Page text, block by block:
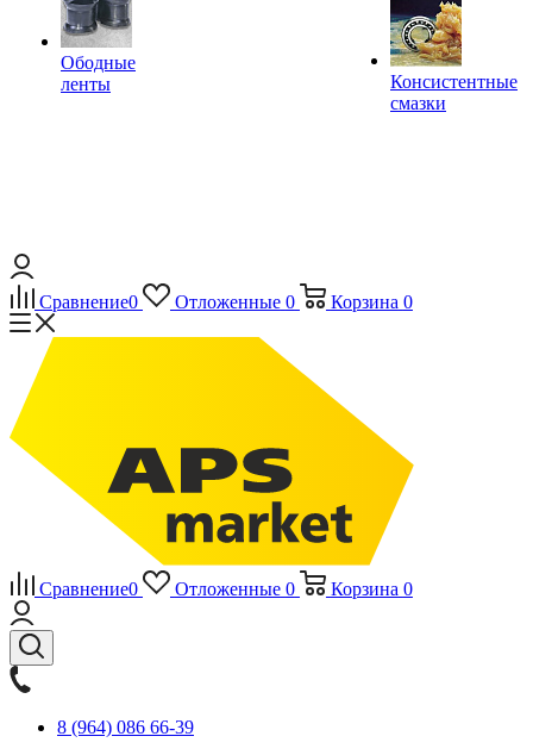
Ободные
ленты
Консистентные
смазки
Сравнение0 Отложенные 0 Корзина 0
Сравнение0 Отложенные 0 Корзина 0
8 (964) 086 66-39